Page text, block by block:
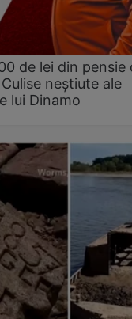
de lei din pensie
neștiute ale
lui Dinamo